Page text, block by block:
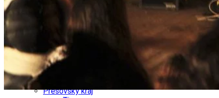
Ubytovanie
Pobyty
Gastro
Kultúra a tradície
Šport a agroturistika
Ekonomika obchod a doprava
Prešovský kraj